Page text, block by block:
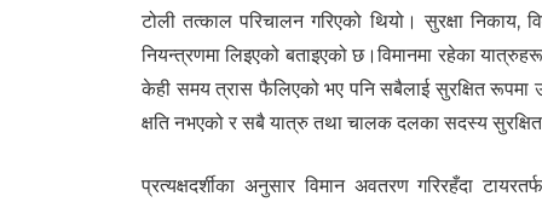
टोली तत्काल परिचालन गरिएको थियो। सुरक्षा निकाय,
नियन्त्रणमा लिइएको बताइएको छ।विमानमा रहेका
केही समय त्रास फैलिएको भए पनि सबैलाई सुरक्षित रूपमा
क्षति नभएको र सबै यात्रु तथा चालक दलका सदस्य सुरक्षित
प्रत्यक्षदर्शीका अनुसार विमान अवतरण गरिरहँदा